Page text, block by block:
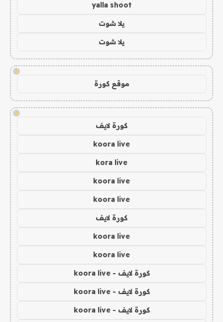
yalla shoot
يلا شوت
يلا شوت
!
موقع كورة
!
كورة لايف
koora live
kora live
koora live
koora live
كورة لايف
koora live
koora live
كورة لايف - koora live
كورة لايف - koora live
كورة لايف - koora live